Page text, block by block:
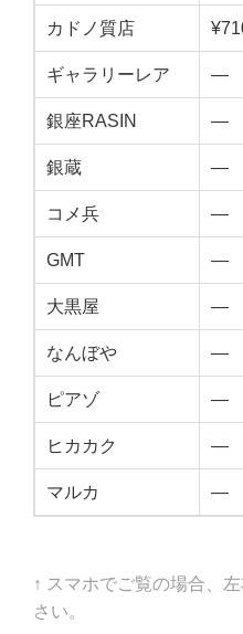
カドノ質店
ギャラリーレア —
銀座RASIN —
銀蔵 —
コメ兵 —
GMT —
大黒屋 —
なんぼや —
ピアゾ —
ヒカカク —
マルカ —
↑ スマホでご覧の場合、
さい。